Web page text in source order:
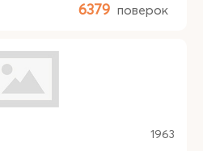
6379 поверок
1963